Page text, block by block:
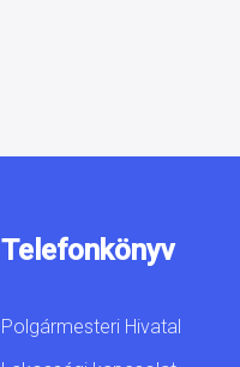
Telefonkönyv
Polgármesteri Hivatal